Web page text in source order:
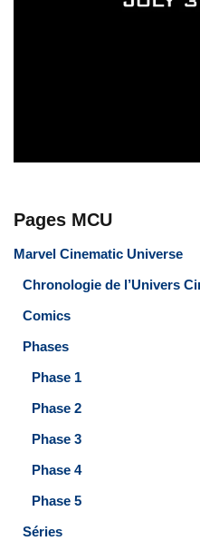
Pages MCU
Marvel Cinematic Universe
Chronologie de l’Univers
Comics
Phases
Phase 1
Phase 2
Phase 3
Phase 4
Phase 5
Séries